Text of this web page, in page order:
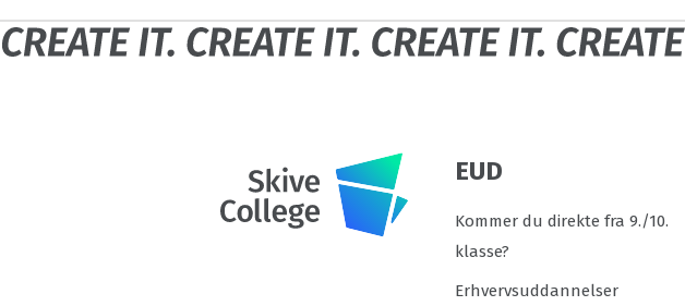
EUD
Kommer du direkte fra 9./10.
klasse?
Erhvervsuddannelser